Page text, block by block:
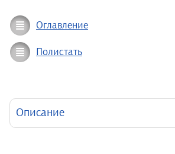
Оглавление
Полистать
Описание